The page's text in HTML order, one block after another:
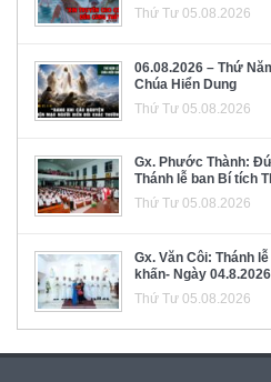
Thứ Tư 05.08.2026
06.08.2026 – Thứ
Chúa Hiển Dung
Thứ Tư 05.08.2026
Gx. Phước Thành:
Thánh lễ ban Bí tích
Thứ Tư 05.08.2026
Gx. Văn Côi: Thánh
khấn- Ngày 04.8.2026
Thứ Tư 05.08.2026